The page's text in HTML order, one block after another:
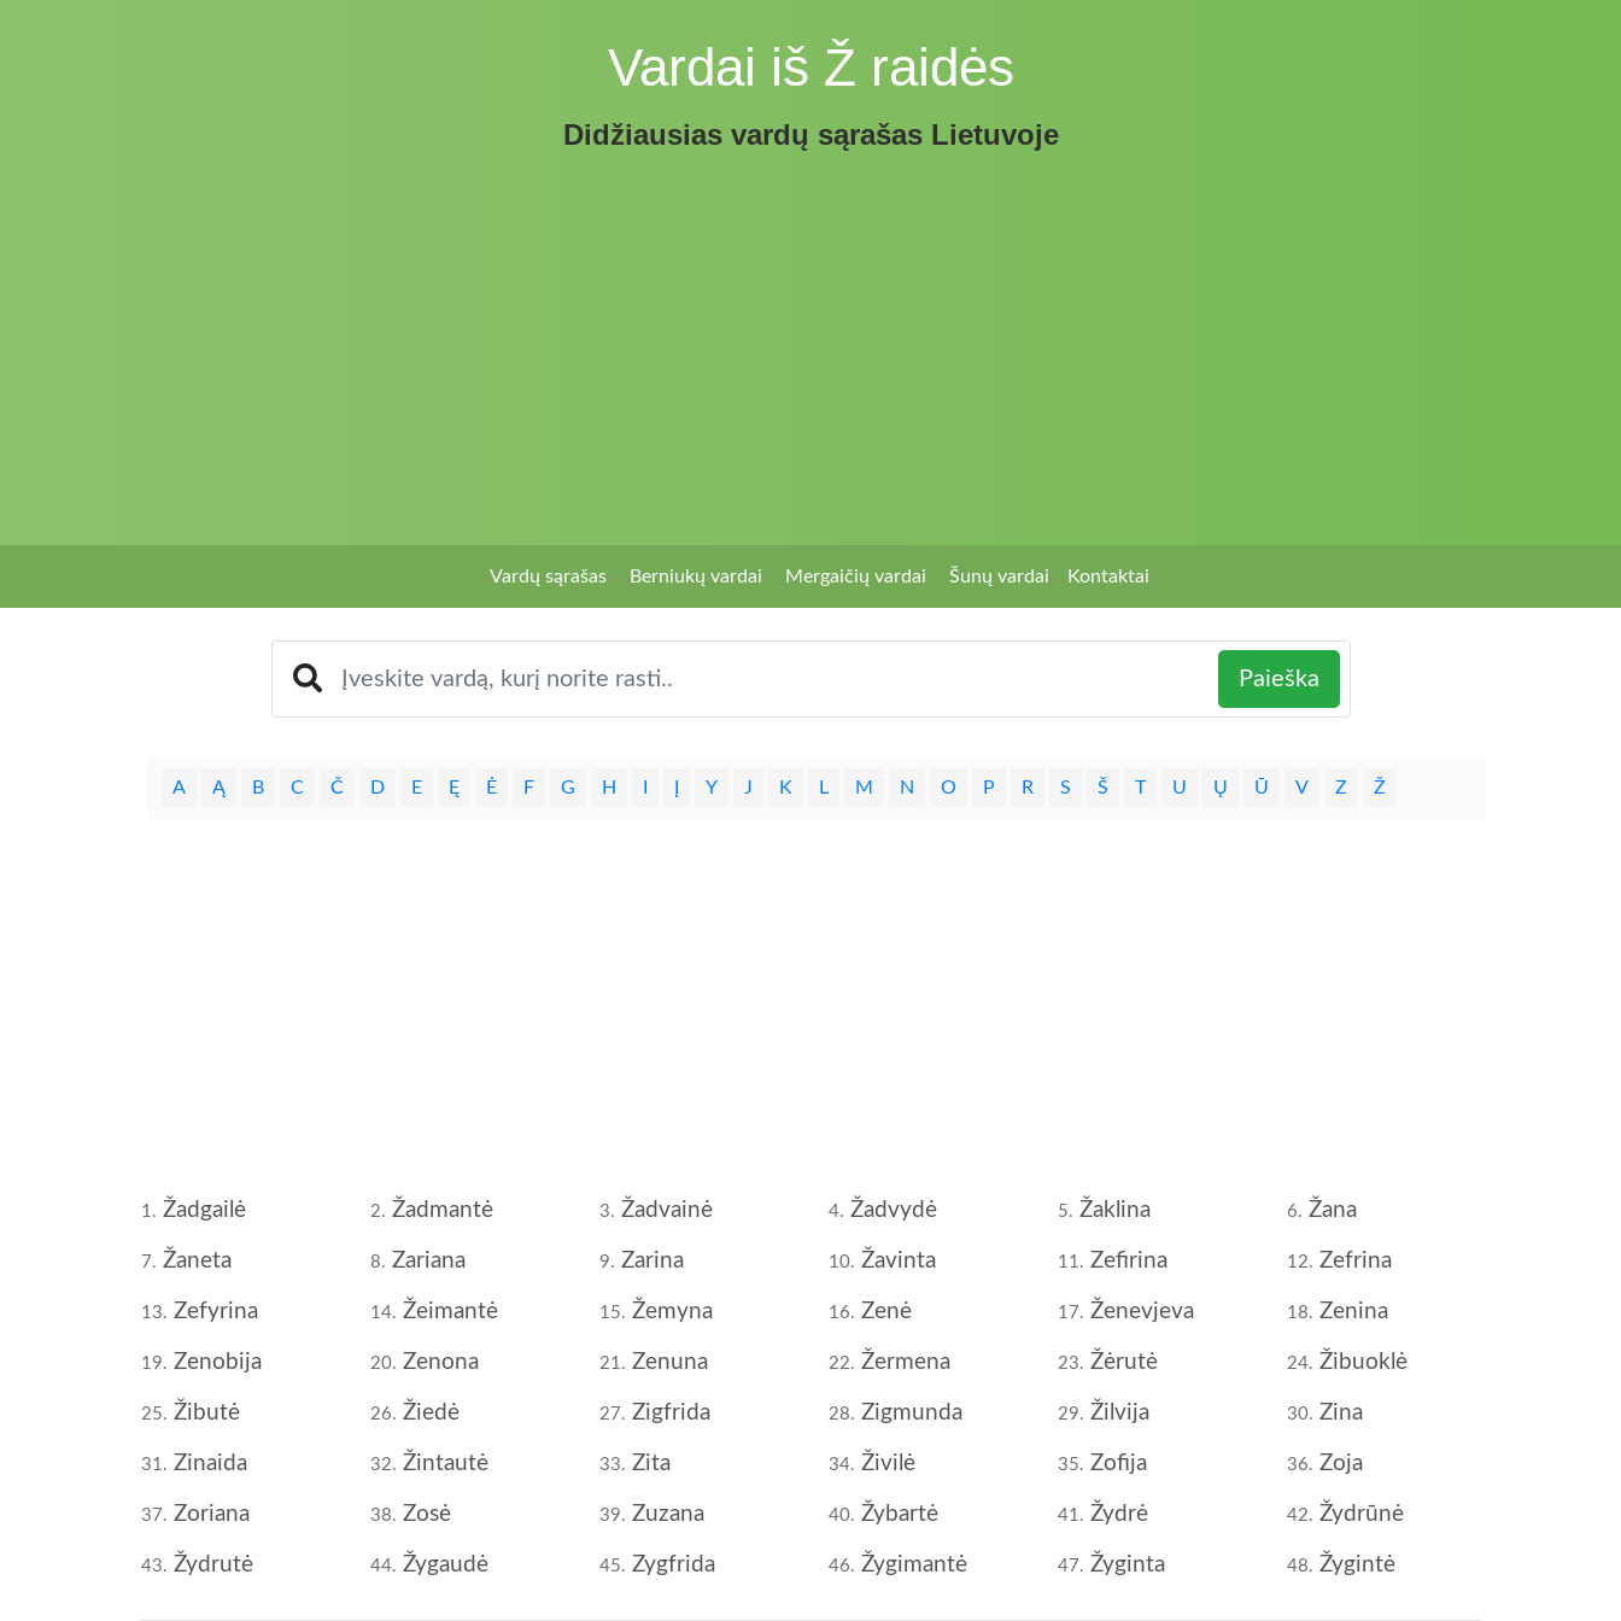
Vardai iš Ž raidės
Didžiausias vardų sąrašas Lietuvoje
Vardų sąrašas Berniukų vardai Mergaičių vardai Šunų vardai Kontaktai
Paieška
A Ą B C Č D E Ę Ė F G H Y J K L M N O P R S Š T U Ų Ū V Z Ž
1. Žadgailė 2. Žadmantė 3. Žadvainė 4. Žadvydė 5. Žaklina 6. Žana
7. Žaneta 8. Zariana 9. Zarina 10. Žavinta 11. Zefirina 12. Zefrina
13. Zefyrina 14. Žeimantė 15. Žemyna 16. Zenė 17. Ženevjeva 18. Zenina
19. Zenobija 20. Zenona 21. Zenuna 22. Žermena 23. Žėrutė 24. Žibuoklė
25. Žibutė 26. Žiedė 27. Zigfrida 28. Zigmunda 29. Žilvija 30. Zina
31. Zinaida 32. Žintautė 33. Zita 34. Živilė 35. Zofija 36. Zoja
37. Zoriana 38. Zosė 39. Zuzana 40. Žybartė 41. Žydrė 42. Žydrūnė
43. Žydrutė 44. Žygaudė 45. Zygfrida 46. Žygimantė 47. Žyginta 48. Žygintė